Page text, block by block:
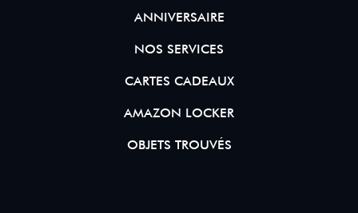
ANNIVERSAIRE
NOS SERVICES
CARTES CADEAUX
AMAZON LOCKER
OBJETS TROUVÉS